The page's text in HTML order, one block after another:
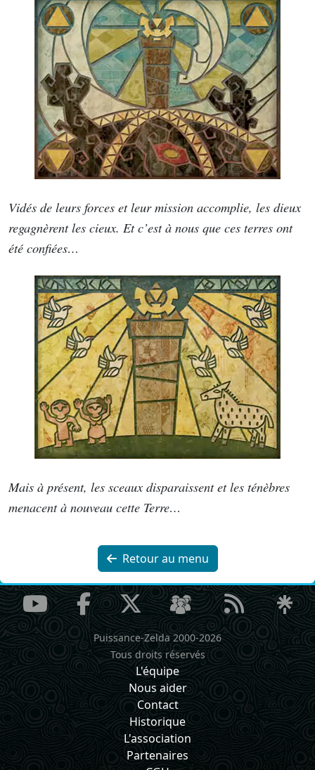
Vidés de leurs forces et leur mission accomplie, les dieux
regagnèrent les cieux. Et c’est à nous que ces terres ont
été confiées…
Mais à présent, les sceaux disparaissent et les ténèbres
menacent à nouveau cette Terre…
Retour au menu
Puissance-Zelda 2000-2026
Tous droits réservés
L'équipe
Nous aider
Contact
Historique
L'association
Partenaires